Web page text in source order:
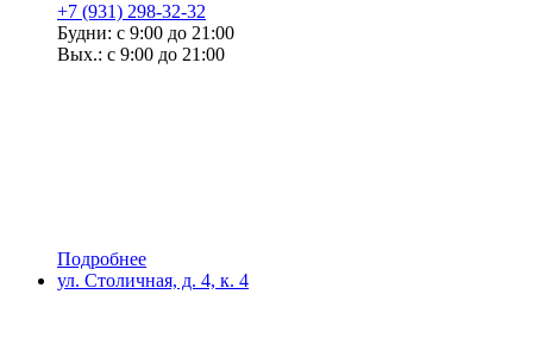
+7 (931) 298-32-32
Будни: с 9:00 до 21:00
Вых.: с 9:00 до 21:00
Подробнее
ул. Столичная, д. 4, к. 4